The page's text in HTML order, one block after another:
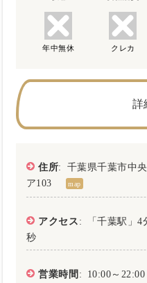
年中無休 クレカ
詳
住所: 千葉県千葉市中
ア103
map
アクセス : 「千葉駅」4
秒
営業時間: 10:00～22:00